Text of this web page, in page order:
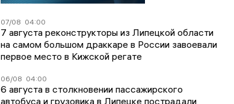
07/08 04:00
7 августа реконструкторы из Липецкой области
на самом большом драккаре в России завоевали
первое место в Кижской регате
06/08 04:00
6 августа в столкновении пассажирского
автобуса и грузовика в Липецке пострадали